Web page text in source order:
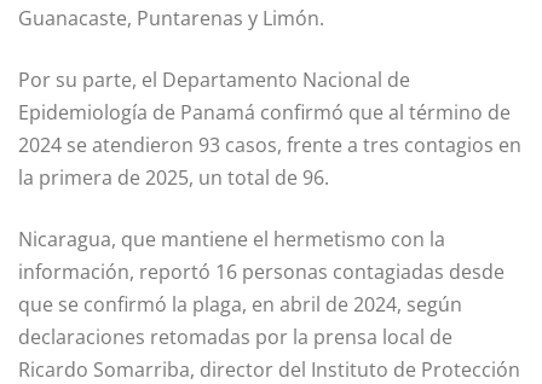
Guanacaste, Puntarenas y Limón.
Por su parte, el Departamento Nacional de
Epidemiología de Panamá confirmó que al término de
2024 se atendieron 93 casos, frente a tres contagios en
la primera de 2025, un total de 96.
Nicaragua, que mantiene el hermetismo con la
información, reportó 16 personas contagiadas desde
que se confirmó la plaga, en abril de 2024, ​​según
declaraciones retomadas por la prensa local de
Ricardo Somarriba, director del Instituto de Protección